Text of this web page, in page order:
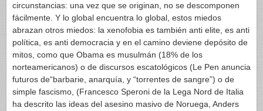
circunstancias: una vez que se originan, no se descomponen
fácilmente. Y lo global encuentra lo global, estos miedos
abrazan otros miedos: la xenofobia es también anti elite, es anti
política, es anti democracia y en el camino deviene depósito de
mitos, como que Obama es musulmán (18% de los
norteamericanos) o de discursos escatológicos (Le Pen anuncia
futuros de“barbarie, anarquía, y “torrentes de sangre”) o de
simple fascismo, (Francesco Speroni de la Lega Nord de Italia
ha descrito las ideas del asesino masivo de Noruega, Anders